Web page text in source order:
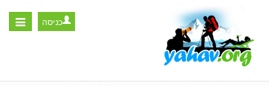
Toggle
כניסה